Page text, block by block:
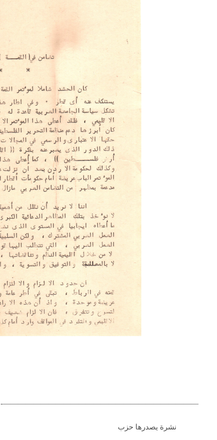
——————————————————————————-
نشرة يصدرها حزب